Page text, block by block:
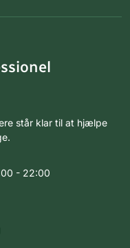
står klar til at hjælpe
- 22:00